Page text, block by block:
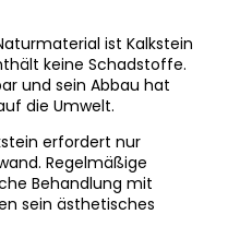
ist Kalkstein
keine Schadstoffe.
und sein Abbau hat
die Umwelt.
erfordert nur
Regelmäßige
Behandlung mit
sein ästhetisches